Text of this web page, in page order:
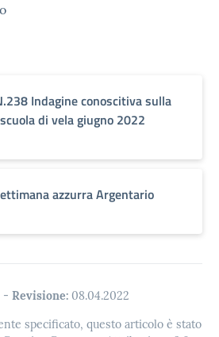
Indagine conoscitiva sulla
di vela giugno 2022
azzurra Argentario
- Revisione: 08.04.2022
specificato, questo articolo è stato